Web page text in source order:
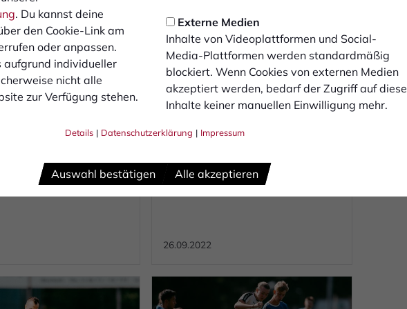
. Du kannst deine
den Cookie-Link am
oder anpassen.
aufgrund individueller
nicht alle
zur Verfügung stehen.
Externe Medien
Inhalte von Videoplattformen und Social-
Media-Plattformen werden standardmäßig
blockiert. Wenn Cookies von externen Medien
akzeptiert werden, bedarf der Zugriff auf diese
Inhalte keiner manuellen Einwilligung mehr.
Details | Datenschutzerklärung | Impressum
Auswahl bestätigen Alle akzeptieren
Coach Niko Laukötter
gegen den SV
2. MANNSCHAFT
Reserve verpasst den
Anschluss ans obere
Niederlage in Praest
Praest setzte es nach 90 Minuten
jedoch eine 1:4 (1:1) Niederlage.
26.09.2022